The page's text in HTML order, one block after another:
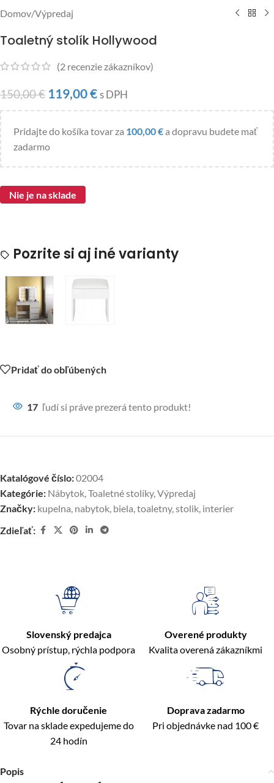
Domov/Výpredaj
Toaletný stolík Hollywood
(2 recenzie zákazníkov)
150,00€ 119,00€ s DPH
Pridajte do košíka tovar za 100,00€a dopravu budete mať
zadarmo
Nie je na sklade
Pozrite si aj iné varianty
Pridať do obľúbených
17 ľudí si práve prezerá tento produkt!
Katalógové číslo:02004
Kategórie: Nábytok,Toaletné stolíky,Výpredaj
Značky: kupelna, nabytok, biela,toaletny,stolik, interier
Zdieľať:
Slovenský predajca
Osobný prístup, rýchla podpora
Overené produkty
Kvalita overená zákazníkmi
Rýchle doručenie
Tovar na sklade expedujeme do
24 hodín
Doprava zadarmo
Pri objednávke nad 100 €
Popis